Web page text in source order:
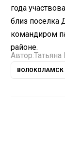
года
близ поселка
командиром
районе.
Автор:
ВОЛОКОЛАМСК